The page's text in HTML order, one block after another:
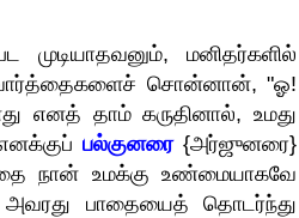
மனிதர்களில்
சொன்னான், "ஓ!
எனத் தாம் கருதினால், உமது
பல்குனரை{அர்ஜுனரை}
நான் உமக்கு உண்மையாகவே
அவரது பாதையைத் தொடர்ந்து